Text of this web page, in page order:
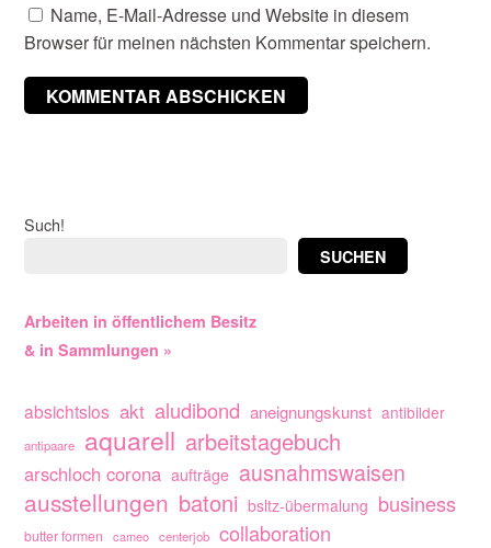
Name, E-Mail-Adresse und Website in diesem
Browser für meinen nächsten Kommentar speichern.
Such!
SUCHEN
Arbeiten in öffentlichem Besitz
& in Sammlungen »
absichtslos akt aludibond aneignungskunst antibilder
antipaare aquarell arbeitstagebuch
arschloch corona aufträge ausnahmswaisen
ausstellungen batoni bsltz-übermalung business
butter formen cameo centerjob collaboration